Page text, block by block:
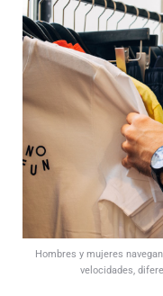
Hombres y mujeres
velocidades,